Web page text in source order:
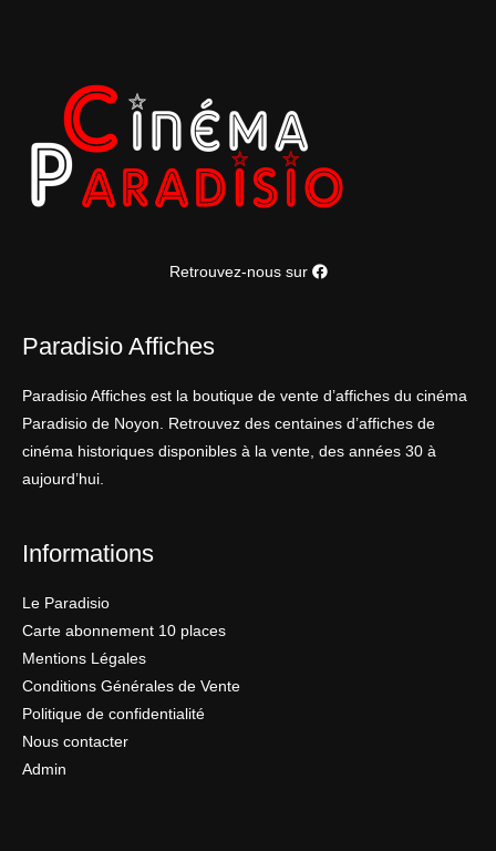
Retrouvez-nous sur
Paradisio Affiches
Paradisio Affiches est la boutique de vente d’affiches du cinéma
Paradisio de Noyon. Retrouvez des centaines d’affiches de
cinéma historiques disponibles à la vente, des années 30 à
aujourd’hui.
Informations
Le Paradisio
Carte abonnement 10 places
Mentions Légales
Conditions Générales de Vente
Politique de confidentialité
Nous contacter
Admin